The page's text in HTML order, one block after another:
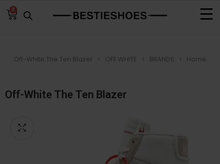
0
Home
BRANDS
OFF WHITE
Off-White The Ten Blazer
Off-White The Ten Blazer